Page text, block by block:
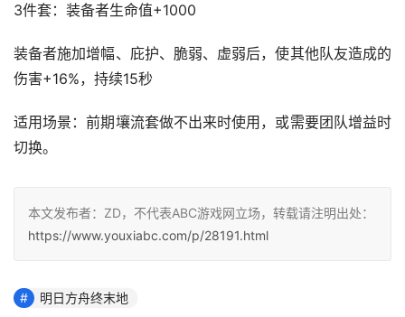
3件套：装备者生命值+1000
装备者施加增幅、庇护、脆弱、虚弱后，使其他队友造成的
伤害+16%，持续15秒
适用场景：前期壤流套做不出来时使用，或需要团队增益时
切换。
本文发布者：ZD，不代表ABC游戏网立场，转载请注明出处：
https://www.youxiabc.com/p/28191.html
明日方舟终末地